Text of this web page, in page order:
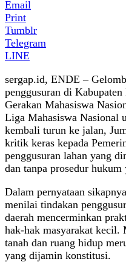
Email
Print
Tumblr
Telegram
LINE
sergap.id, ENDE –
penggusuran di
Gerakan Mahasiswa
Liga Mahasiswa Nasional
kembali turun ke jalan,
kritik keras kepada
penggusuran lahan yang
dan tanpa prosedur hukum
Dalam pernyataan
menilai tindakan
daerah mencerminkan
hak-hak masyarakat kecil.
tanah dan ruang hidup
yang dijamin konstitusi.